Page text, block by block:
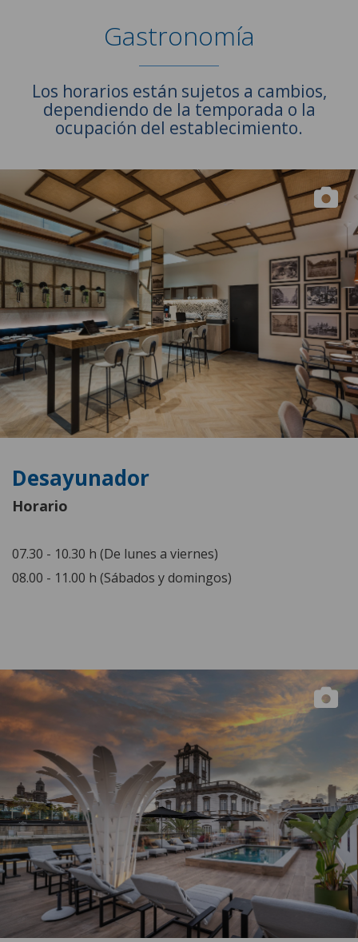
Gastronomía
Los horarios están sujetos a cambios,
dependiendo de la temporada o la
ocupación del establecimiento.
Desayunador
Horario
07.30 - 10.30 h (De lunes a viernes)
08.00 - 11.00 h (Sábados y domingos)